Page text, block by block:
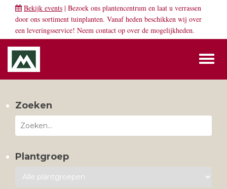
Bekijk events | Bezoek ons plantencentrum en laat u verrassen
door ons sortiment tuinplanten. Vanaf heden beschikken wij over
een leveringsservice! Neem contact op over de mogelijkheden.
Zoeken
Plantgroep